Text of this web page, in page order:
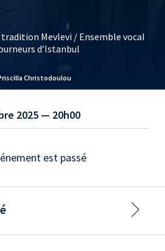
Christodoulou
Mevlevi / Ensemble vocal
d’Istanbul
2025 — 20h00
est passé